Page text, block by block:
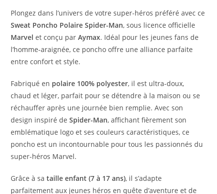
Plongez dans l’univers de votre super-héros préféré avec ce
Sweat Poncho Polaire Spider-Man, sous licence officielle
Marvel et conçu parAymax. Idéal pour les jeunes fans de
l’homme-araignée, ce poncho offre une alliance parfaite
entre confort et style.
Fabriqué en polaire 100% polyester, il est ultra-doux,
chaud et léger, parfait pour se détendre à la maison ou se
réchauffer après une journée bien remplie. Avec son
design inspiré deSpider-Man, affichant fièrement son
emblématique logo et ses couleurs caractéristiques, ce
poncho est un incontournable pour tous les passionnés du
super-héros Marvel.
Grâce à sataille enfant (7 à 17 ans), il s’adapte
parfaitement aux jeunes héros en quête d’aventure et de